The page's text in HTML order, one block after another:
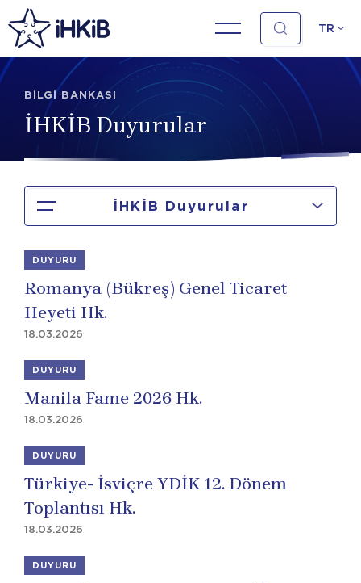
TR
BİLGİ BANKASI
İHKİB Duyurular
İHKİB Duyurular
DUYURU
Romanya (Bükreş) Genel Ticaret
Heyeti Hk.
18.03.2026
DUYURU
Manila Fame 2026 Hk.
18.03.2026
DUYURU
Türkiye- İsviçre YDİK 12. Dönem
Toplantısı Hk.
18.03.2026
DUYURU